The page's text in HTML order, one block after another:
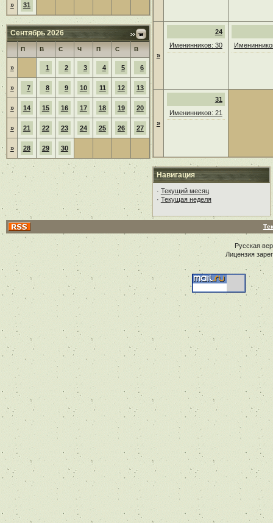
» 31
Сентябрь 2026
П В С Ч П С В
» 1 2 3 4 5 6
» 7 8 9 10 11 12 13
» 14 15 16 17 18 19 20
» 21 22 23 24 25 26 27
» 28 29 30
»
24
Именинников: 30
»
31
Именинников: 21
Навигация
· Текущий месяц
· Текущая неделя
Русская
Лицензия